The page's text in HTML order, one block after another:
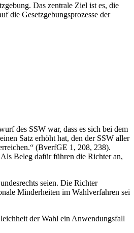
Das zentrale Ziel ist es, die
die Gesetzgebungsprozesse der
des SSW war, dass es sich bei dem
Satz erhöht hat, den der SSW aller
(BverfGE 1, 208, 238).
Beleg dafür führen die Richter an,
seien. Die Richter
Minderheiten im Wahlverfahren sei
der Wahl ein Anwendungsfall